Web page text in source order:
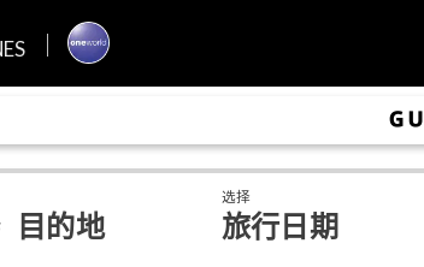
目的地
选择
旅行日期